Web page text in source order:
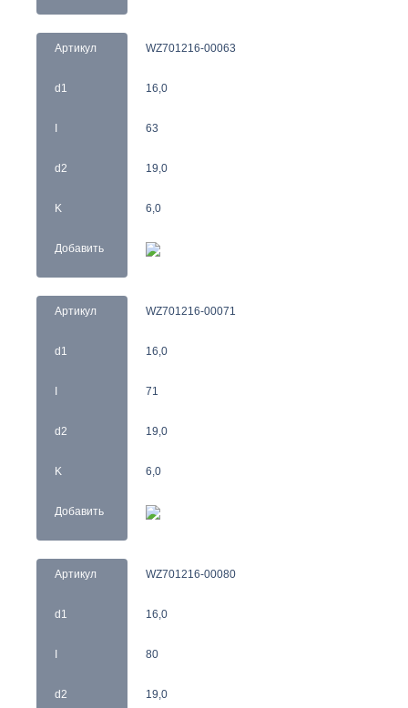
Артикул
d1
I
d2
K
Добавить
WZ701216-00063
16,0
63
19,0
6,0
Артикул
d1
I
d2
K
Добавить
WZ701216-00071
16,0
71
19,0
6,0
Артикул
d1
I
d2
WZ701216-00080
16,0
80
19,0